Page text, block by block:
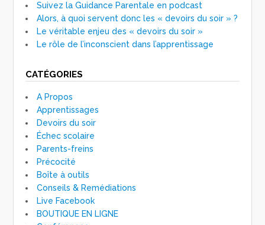
Suivez la Guidance Parentale en podcast
Alors, à quoi servent donc les « devoirs du soir » ?
Le véritable enjeu des « devoirs du soir »
Le rôle de l’inconscient dans l’apprentissage
CATÉGORIES
A Propos
Apprentissages
Devoirs du soir
Échec scolaire
Parents-freins
Précocité
Boîte à outils
Conseils & Remédiations
Live Facebook
BOUTIQUE EN LIGNE